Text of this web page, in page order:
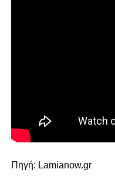
Πηγή: Lamianow.gr